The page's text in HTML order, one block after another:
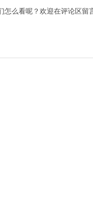
么看呢？欢迎在评论区留